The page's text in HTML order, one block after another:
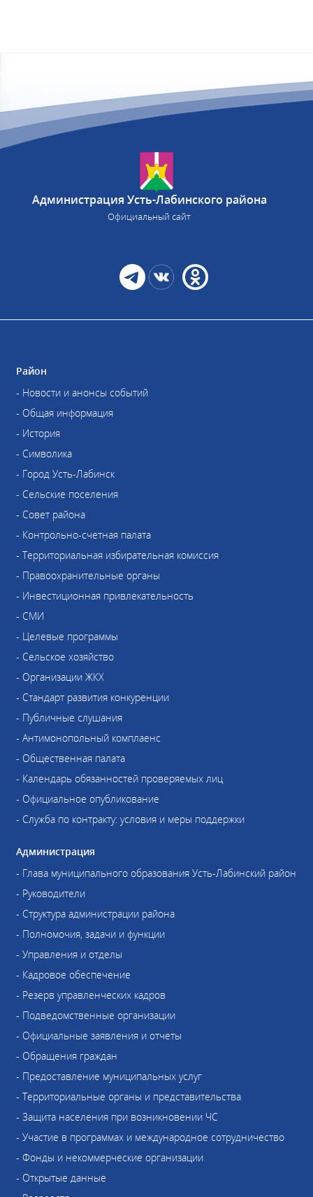
Администрация Усть-Лабинского района
Официальный сайт
Район
- Новости и анонсы событий
- Общая информация
- История
- Символика
- Город Усть-Лабинск
- Сельские поселения
- Совет района
- Контрольно-счетная палата
- Территориальная избирательная комиссия
- Правоохранительные органы
- Инвестиционная привлекательность
- СМИ
- Целевые программы
- Сельское хозяйство
- Организации ЖКХ
- Стандарт развития конкуренции
- Публичные слушания
- Антимонопольный комплаенс
- Общественная палата
- Календарь обязанностей проверяемых лиц
- Официальное опубликование
- Служба по контракту: условия и меры поддержки
Администрация
- Глава муниципального образования Усть-Лабинский район
- Руководители
- Структура администрации района
- Полномочия, задачи и функции
- Управления и отделы
- Кадровое обеспечение
- Резерв управленческих кадров
- Подведомственные организации
- Официальные заявления и отчеты
- Обращения граждан
- Предоставление муниципальных услуг
- Территориальные органы и представительства
- Защита населения при возникновении ЧС
- Участие в программах и международное сотрудничество
- Фонды и некоммерческие организации
- Открытые данные